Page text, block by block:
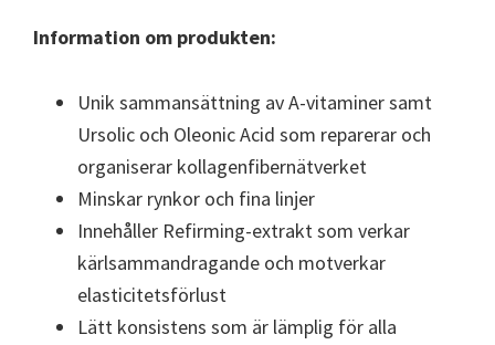
Information om produkten:
Unik sammansättning av A-vitaminer samt
Ursolic och Oleonic Acid som reparerar och
organiserar kollagenfibernätverket
Minskar rynkor och fina linjer
Innehåller Refirming-extrakt som verkar
kärlsammandragande och motverkar
elasticitetsförlust
Lätt konsistens som är lämplig för alla